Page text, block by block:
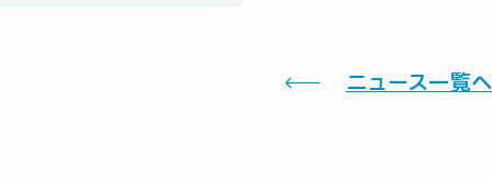
ニュース一覧へ